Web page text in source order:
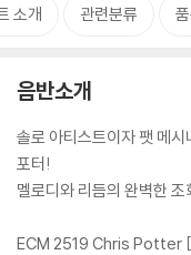
소개 관련분류
음반소개
솔로 아티스트이자 팻 메
포터!
멜로디와 리듬의 완벽한
ECM 2519 Chris